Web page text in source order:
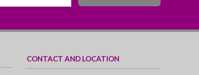
CONTACT AND LOCATION